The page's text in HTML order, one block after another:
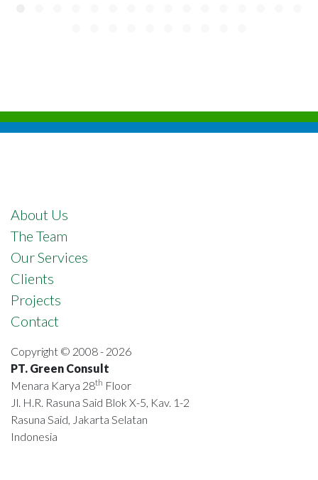
Copyright © 2008 - 2026
PT. Green Consult
Menara Karya 28th Floor
Jl. H.R. Rasuna Said Blok X-5, Kav. 1-2
Rasuna Said, Jakarta Selatan
Indonesia
About Us
The Team
Our Services
Clients
Projects
Contact